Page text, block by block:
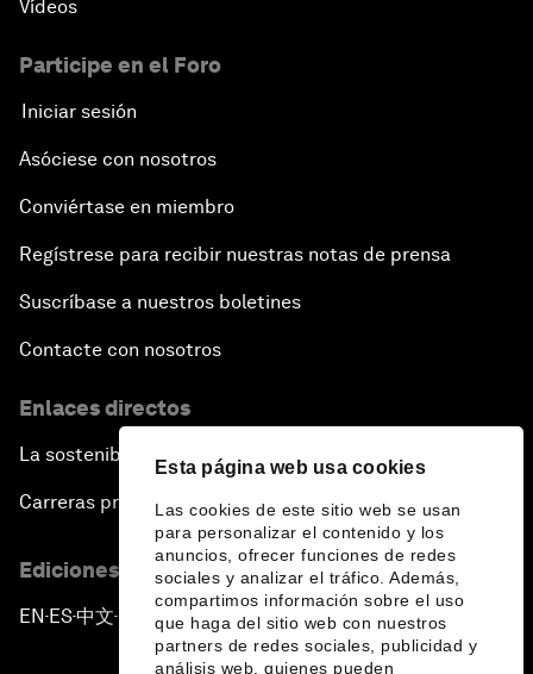
Esta página web usa cookies
Las cookies de este sitio web se usan
para personalizar el contenido y los
anuncios, ofrecer funciones de redes
sociales y analizar el tráfico. Además,
compartimos información sobre el uso
que haga del sitio web con nuestros
partners de redes sociales, publicidad y
análisis web, quienes pueden
Vídeos
Participe en el Foro
Iniciar sesión
Asóciese con nosotros
Conviértase en miembro
Regístrese para recibir nuestras notas de prensa
Suscríbase a nuestros boletines
Contacte con nosotros
Enlaces directos
La sostenibilidad en el Foro
Carreras profesionales
Ediciones en otros idiomas
EN ▪ES▪中文▪ 日本語